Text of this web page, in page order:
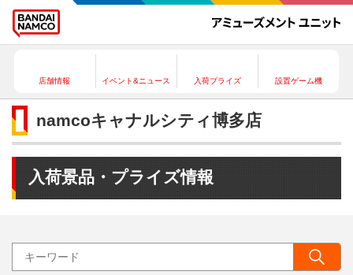
店舗情報 イベント&ニュース 入荷プライズ 設置ゲーム機
namcoキャナルシティ博多店
入荷景品・プライズ情報